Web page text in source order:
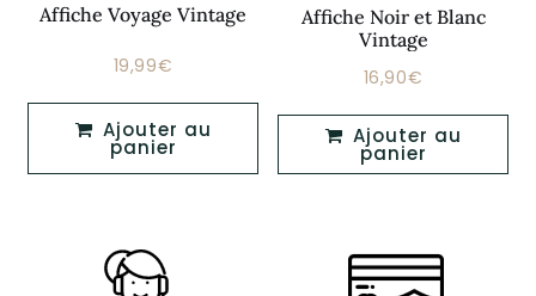
Affiche Voyage Vintage
Prix
19,99€
Ajouter au
panier
Affiche Noir et Blanc
Vintage
Prix
16,90€
panier